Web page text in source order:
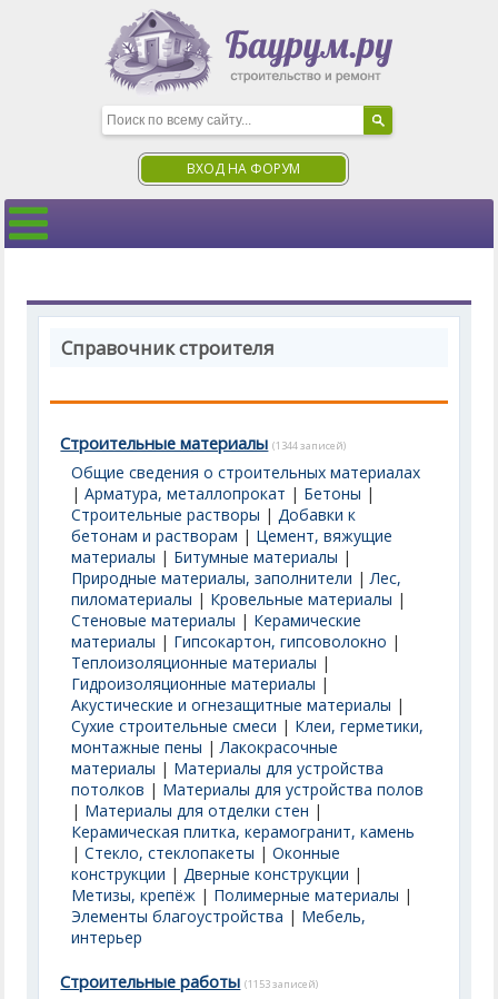
ВХОД НА ФОРУМ
Справочник строителя
Строительные материалы (1344 записей)
Общие сведения о строительных материалах
|Арматура, металлопрокат | Бетоны |
Строительные растворы |Добавки к
бетонам и растворам | Цемент, вяжущие
материалы | Битумные материалы |
Природные материалы, заполнители |Лес,
пиломатериалы | Кровельные материалы |
Стеновые материалы | Керамические
материалы | Гипсокартон, гипсоволокно |
Теплоизоляционные материалы |
Гидроизоляционные материалы |
Акустические и огнезащитные материалы |
Сухие строительные смеси | Клеи, герметики,
монтажные пены |Лакокрасочные
материалы | Материалы для устройства
потолков | Материалы для устройства полов
| Материалы для отделки стен |
Керамическая плитка, керамогранит, камень
|Стекло, стеклопакеты |Оконные
конструкции |Дверные конструкции |
Метизы, крепёж | Полимерные материалы |
Элементы благоустройства | Мебель,
интерьер
Строительные работы (1153 записей)